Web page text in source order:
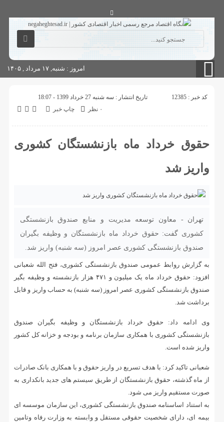
آگهی های دولتی چاپ شناسنامه سایت
امروز : شنبه, ۱۷ مرداد , ۱۴۰۵
کد خبر : 12385
تاریخ انتشار : سه شنبه 27 خرداد 1399 - 18:07
چاپ خبر
۰ نظر
حقوق خرداد ماه بازنشستگان کشوری
واریز شد
تهران - معاون توسعه مدیریت و منابع صندوق بازنشستگی
کشوری گفت: حقوق خرداد ماه بازنشستگان و وظیفه بگیران
صندوق بازنشستگی کشوری عصر امروز (سه شنبه) واریز شد.
به گزارش روابط عمومی صندوق بازنشستگی کشوری، فتح الله شعبانی
افزود: حقوق خرداد ماه یک میلیون و ۴۷۱ هزار بازنشسته و وظیفه بگیر
صندوق بازنشستگی کشوری عصر امروز (سه شنبه) به حساب واریز و قابل
برداشت شد.
وی ادامه داد: حقوق خرداد بازنشستگان و وظیفه بگیران صندوق
بازنشستگی کشوری با همکاری سازمان برنامه و بودجه و خزانه کل کشور
واریز شده است.
شعبانی تاکید کرد: با هدف تسریع در واریز حقوق و با همکاری بانک صادرات
از ماه گذشته، حقوق بازنشستگان از طریق سیستم های جدید بانکداری به
صورت مستقیم واریز می شود.
به استناد اساسنامه صندوق بازنشستگی کشوری، این سازمان موسسه ای
بیمه ای، دارای شخصیت حقوقی مستقل و وابسته به وزارت رفاه وتامین